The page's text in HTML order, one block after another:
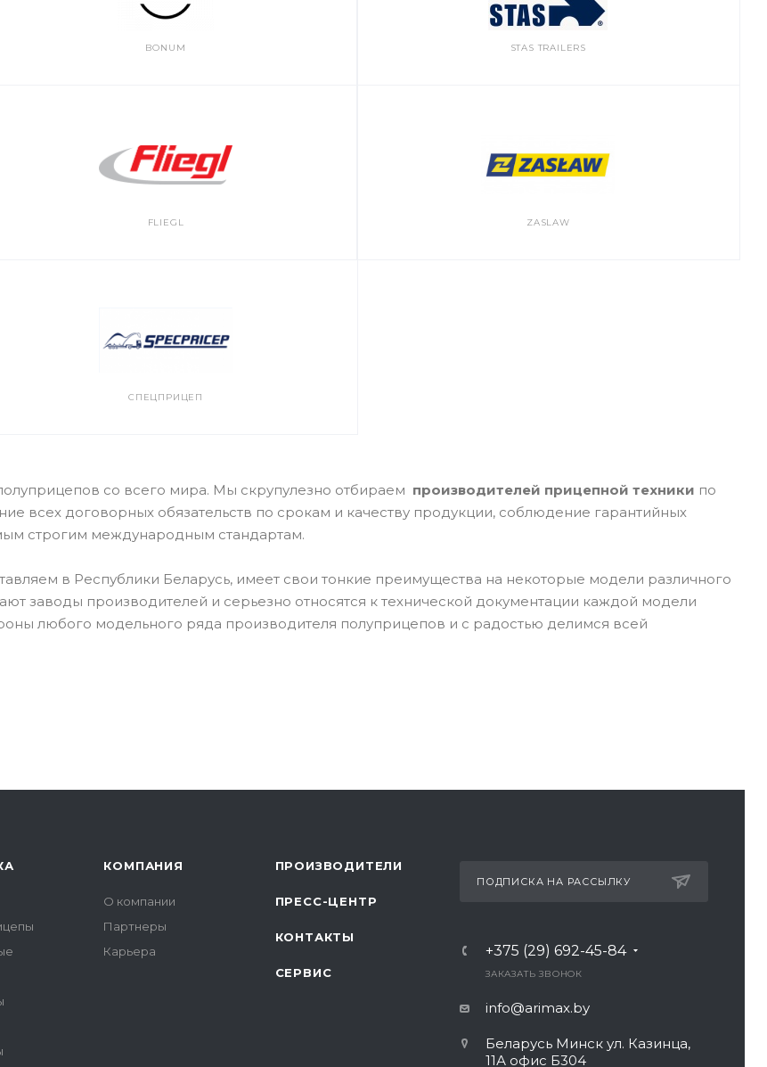
BONUM STAS TRAILERS
FLIEGL ZASLAW
СПЕЦПРИЦЕП
со всего мира. Мы скрупулезно отбираем производителей прицепной техники по
всех договорных обязательств по срокам и качеству продукции, соблюдение гарантийных
строгим международным стандартам.
в Республики Беларусь, имеет свои тонкие преимущества на некоторые модели различного
заводы производителей и серьезно относятся к технической документации каждой модели
любого модельного ряда производителя полуприцепов и с радостью делимся всей
КОМПАНИЯ
О компании
Партнеры
Карьера
ПРОИЗВОДИТЕЛИ
ПРЕСС-ЦЕНТР
КОНТАКТЫ
СЕРВИС
ПОДПИСКА НА РАССЫЛКУ
+375 (29) 692-45-84
ЗАКАЗАТЬ ЗВОНОК
info@arimax.by
Беларусь Минск ул. Казинца,
11А офис Б304